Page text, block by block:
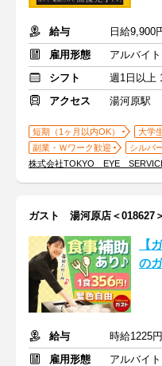
給与
日給9,900
雇用形態
アルバイ
シフト
週1日以上
アクセス
湯河原駅
短期（1ヶ月以内OK） 大学
副業・Ｗワーク歓迎
シルバ
株式会社TOKYO EYE
ガスト 湯河原店＜018627＞
【
の
給与
時給1225
雇用形態
アルバイ